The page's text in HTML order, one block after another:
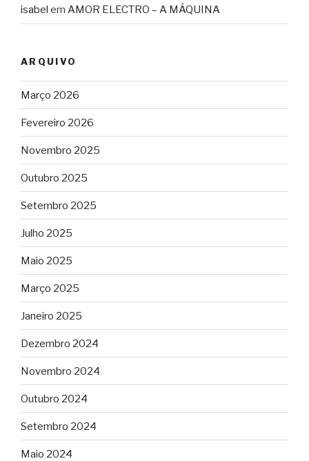
isabel em AMOR ELECTRO – A MÁQUINA
ARQUIVO
Março 2026
Fevereiro 2026
Novembro 2025
Outubro 2025
Setembro 2025
Julho 2025
Maio 2025
Março 2025
Janeiro 2025
Dezembro 2024
Novembro 2024
Outubro 2024
Setembro 2024
Maio 2024